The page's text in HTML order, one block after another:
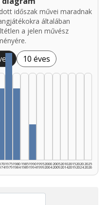
időszak művei maradnak
általában
a jelen művész
10 éves
1975
1979
1980
1984
1985
1989
1990
1994
1995
1999
2000
2004
2005
2009
2010
2014
2015
2019
2020
2024
2025
2026